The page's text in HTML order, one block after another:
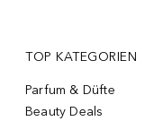
TOP KATEGORIEN
Parfum & Düfte
Beauty Deals